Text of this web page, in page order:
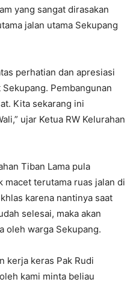
yang sangat dirasakan
jalan utama Sekupang
perhatian dan apresiasi
Sekupang. Pembangunan
Kita sekarang ini
ujar Ketua RW Kelurahan
Tiban Lama pula
macet terutama ruas jalan di
karena nantinya saat
selesai, maka akan
oleh warga Sekupang.
kerja keras Pak Rudi
kami minta beliau